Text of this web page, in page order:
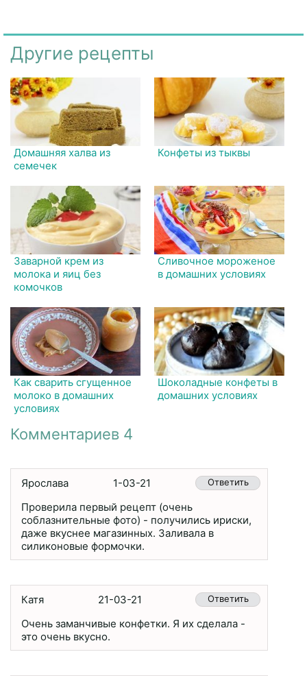
Другие рецепты
Домашняя халва из
семечек
Конфеты из тыквы
Заварной крем из
молока и яиц без
комочков
Сливочное мороженое
в домашних условиях
Как сварить сгущенное
молоко в домашних
условиях
Шоколадные конфеты в
домашних условиях
Комментариев 4
Ярослава 1-03-21 Ответить
Проверила первый рецепт (очень
соблазнительные фото) - получились ириски,
даже вкуснее магазинных. Заливала в
силиконовые формочки.
Катя 21-03-21 Ответить
Очень заманчивые конфетки. Я их сделала -
это очень вкусно.